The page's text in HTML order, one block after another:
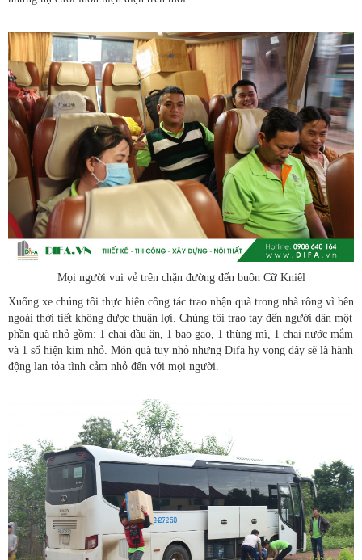
Mọi người vui vẻ trên chặn đường đến buôn Cữ Kniêl
Xuống xe chúng tôi thực hiện công tác trao nhận quà trong nhà rông vì bên
ngoài thời tiết không được thuận lợi. Chúng tôi trao tay đến người dân một
phần quà nhỏ gồm: 1 chai dầu ăn, 1 bao gạo, 1 thùng mì, 1 chai nước mắm
và 1 số hiện kim nhỏ. Món quà tuy nhỏ nhưng Difa hy vọng đây sẽ là hành
động lan tỏa tình cảm nhỏ đến với mọi người.